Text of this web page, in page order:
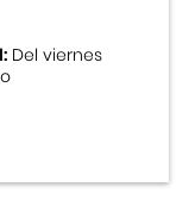
Del viernes